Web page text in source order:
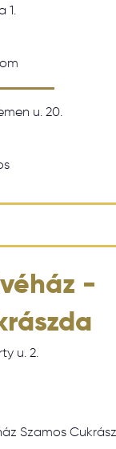
1.
u. 20.
-
u. 2.
Szamos